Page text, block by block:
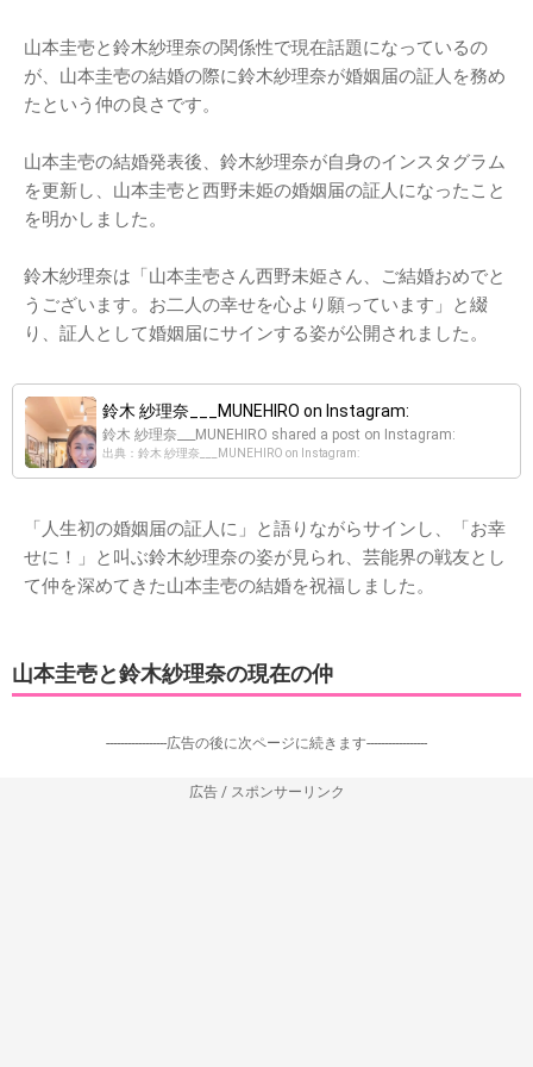
山本圭壱と鈴木紗理奈の関係性で現在話題になっているの
が、山本圭壱の結婚の際に鈴木紗理奈が婚姻届の証人を務め
たという仲の良さです。
山本圭壱の結婚発表後、鈴木紗理奈が自身のインスタグラム
を更新し、山本圭壱と西野未姫の婚姻届の証人になったこと
を明かしました。
鈴木紗理奈は「山本圭壱さん西野未姫さん、ご結婚おめでと
うございます。お二人の幸せを心より願っています」と綴
り、証人として婚姻届にサインする姿が公開されました。
鈴木 紗理奈___MUNEHIRO on Instagram:
鈴木 紗理奈___MUNEHIRO shared a post on Instagram:
出典：鈴木 紗理奈___MUNEHIRO on Instagram:
「人生初の婚姻届の証人に」と語りながらサインし、「お幸
せに！」と叫ぶ鈴木紗理奈の姿が見られ、芸能界の戦友とし
て仲を深めてきた山本圭壱の結婚を祝福しました。
山本圭壱と鈴木紗理奈の現在の仲
-----------------広告の後に次ページに続きます-----------------
広告 / スポンサーリンク